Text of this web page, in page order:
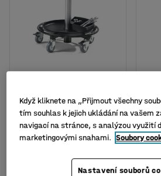
JENSEN, 540-800 mm,
černá
Číslo výrobku:22412
KOUPIT
bez
Když kliknete na „Přijmout všechny
tím souhlas k jejich ukládání na vašem
navigací na stránce, s analýzou využití
marketingovými snahami. Soubory
Nastavení souborů